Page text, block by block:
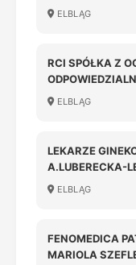
SPÓŁKA
ELBLĄG
RCI SPÓŁKA Z
ELBLĄG
LEKARZE
A.LUBERECKA-
P.WINKEL.
ELBLĄG
FENOMEDICA
MARIOLA